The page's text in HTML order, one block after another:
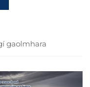
gaolmhara